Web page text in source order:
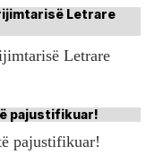
Letrare
pajustifikuar!